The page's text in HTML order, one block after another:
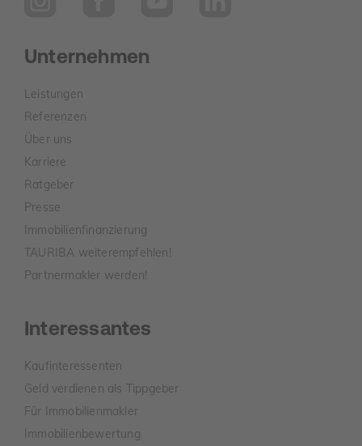
Unternehmen
Leistungen
Referenzen
Über uns
Karriere
Ratgeber
Presse
Immobilienfinanzierung
TAURIBA weiterempfehlen!
Partnermakler werden!
Interessantes
Kaufinteressenten
Geld verdienen als Tippgeber
Für Immobilienmakler
Immobilienbewertung